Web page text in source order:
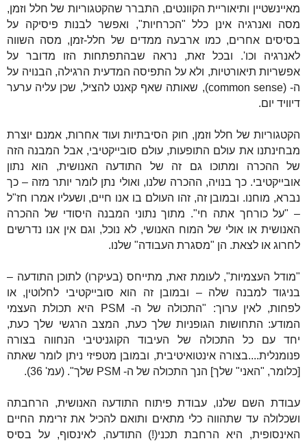
מאיינשטיין ותיאוריית הקוונטים, התברר שהקטגוריות של חלל וזמן,
מסה ואנרגיה אינן כלל "הכרחיות", ואפשר לבנות פיסיקה על
בסיסים אחרים, כמו ארבעה ממדים של חלל-זמן, מסה השווה
לאנרגיה וכו'. ובכל זאת, נראה שבהתפתחות הזו מדובר על
אפשריות תיאורטיות, ולא על התפיסה המדעית הרגילה, הבנויה על
ה- ((common sense, שאותה שאף קאנט להציל, שכן עליה ערער
דיוויד יום.
הקטגוריות של חלל וזמן, חוק הסיבתיות ועוד אחרות, אמנם יוצרת
מבחינתנו את עולם התופעות, עולם סובייקטיבי, אבל המבנה הזה
של ההכרה ומתוכו גם זה של התודעה האנושית, הוא נתון
אובייקטיבי. כך בנויה, ההכרה שלנו, ואולי נתן לומר יותר מזה – כך
נברא, מוחנו. ובמובן זה, זהו העולם בו אנו חיים, ושעליו אמרו חז"ל
– "על כורחך אתה חי". מתוך נתוני המבנה היסודי של ההכרה
האנושית או אולי של המוח האנושי, לא נוכל, וגם אין אנו נדרשים
לחרוג או לצאת. הן "מסגרת העבודה" שלנו.
"מודל העצמיות", לעומת זאת, מתייחס (בעיקרו) לתוכן התודעה –
בניגוד למבנה שלה – ובמובן זה הוא סובייקטיבי לחלוטין, או
לפחות, לאין ערוך: "התכולה של ה- PSM
היא תכולת העצמי
המודע: התחושות הגופניות שלך כעת, המצב הרגשי שלך כעת,
יחד עם כל התכולה של העיבוד הקוגניטיבי הנחווה בצורה
פנומנלית....בצורה אינטואיטיבית, ובמובן מטפיזי ניתן לומר שאתה
[כלומר, "האני" שלך] הנך התכולה של ה- PSM שלך". (עמ' 36).
עבודת השם שלנו, עבודת פיתוח התודעה האנושית, הרחבתה
ושכלולה עד שתהווה כלי מתאים ותואם להכיל את זרימת החיים
האינסופית, היא הרחבת תכני(!) התודעה, לאינסוף, על בסיס